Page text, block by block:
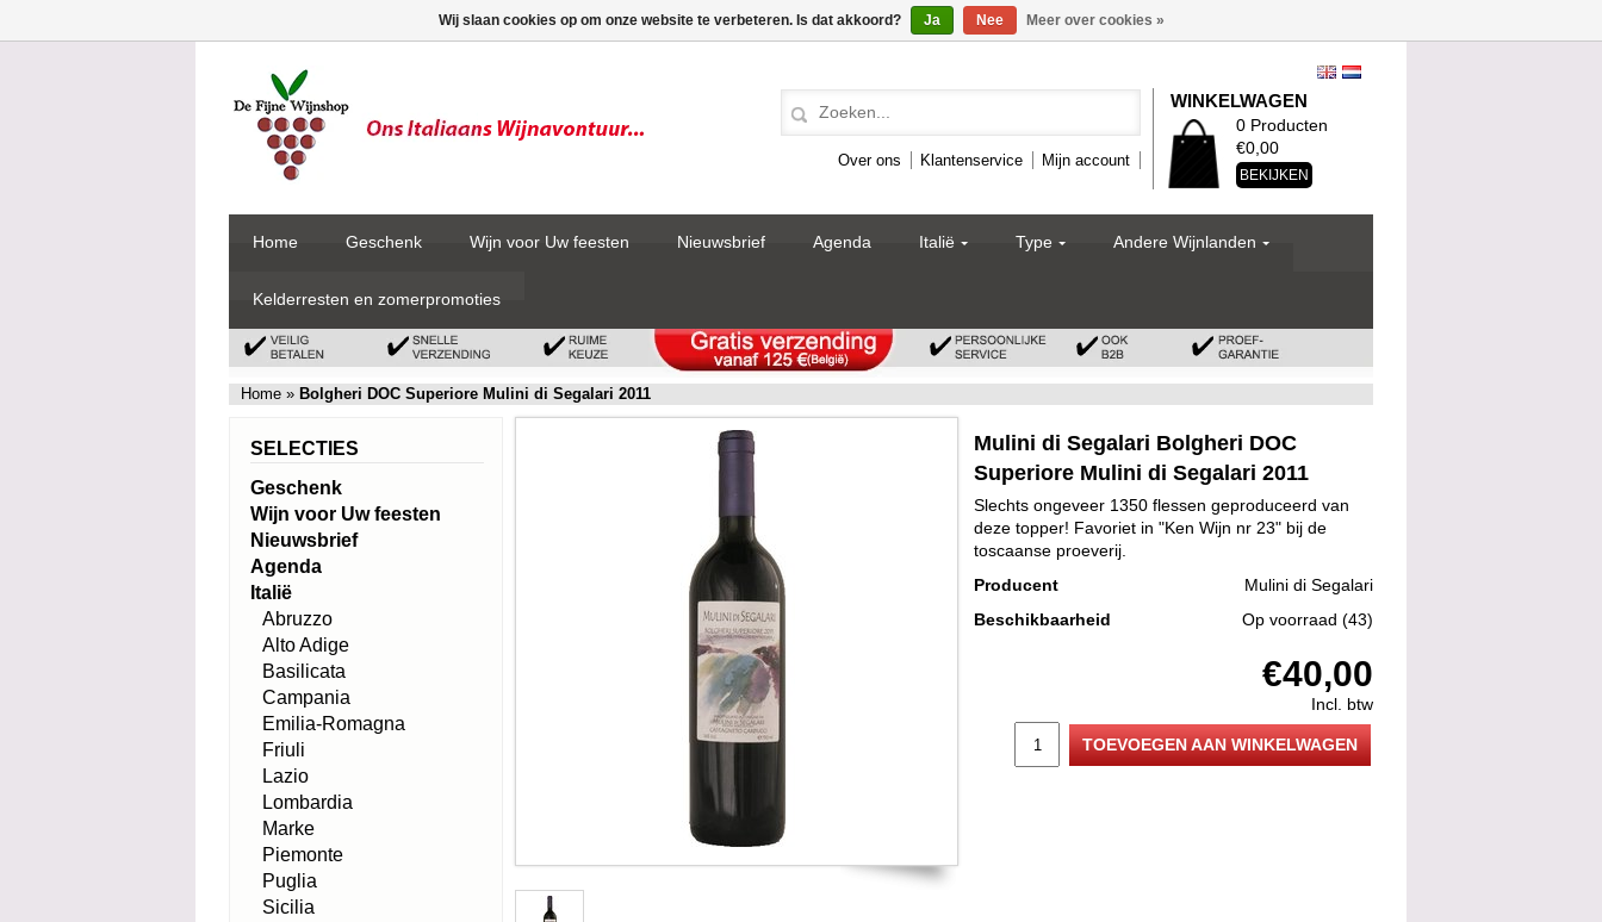
Over ons Klantenservice Mijn account
WINKELWAGEN
0 Producten
€0,00
BEKIJKEN
Home Geschenk Wijn voor Uw feesten Nieuwsbrief Agenda Italië Type Andere Wijnlanden
Kelderresten en zomerpromoties
Home » Bolgheri DOC Superiore Mulini di Segalari 2011
Mulini di Segalari Bolgheri DOC
Superiore Mulini di Segalari 2011
Slechts ongeveer 1350 flessen geproduceerd van
deze topper! Favoriet in "Ken Wijn nr 23" bij de
toscaanse proeverij.
Producent
Mulini di Segalari
Beschikbaarheid
Op voorraad (43)
€40,00
Incl. btw
TOEVOEGEN AAN WINKELWAGEN
SELECTIES
Geschenk
Wijn voor Uw feesten
Nieuwsbrief
Agenda
Italië
Abruzzo
Alto Adige
Basilicata
Campania
Emilia-Romagna
Friuli
Lazio
Lombardia
Marke
Piemonte
Puglia
Sicilia
Wij slaan cookies op om onze website te verbeteren. Is dat akkoord? Ja Nee Meer over cookies »